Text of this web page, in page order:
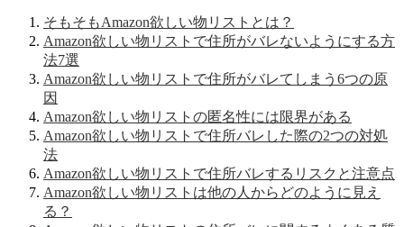
そもそもAmazon欲しい物リストとは？
Amazon欲しい物リストで住所がバレないようにする方
法7選
Amazon欲しい物リストで住所がバレてしまう6つの原
因
Amazon欲しい物リストの匿名性には限界がある
Amazon欲しい物リストで住所バレした際の2つの対処
法
Amazon欲しい物リストで住所バレするリスクと注意点
Amazon欲しい物リストは他の人からどのように見え
る？